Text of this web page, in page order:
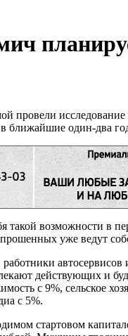
провели
ближайшие один-два
такой возможности в
уже ведут
действующих и
с 9%, сельское
с 5%.
стартовом